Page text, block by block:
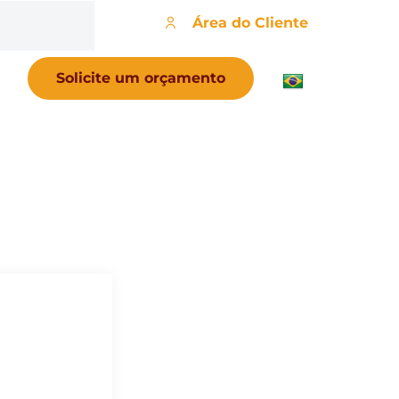
Área do Cliente
Solicite um orçamento